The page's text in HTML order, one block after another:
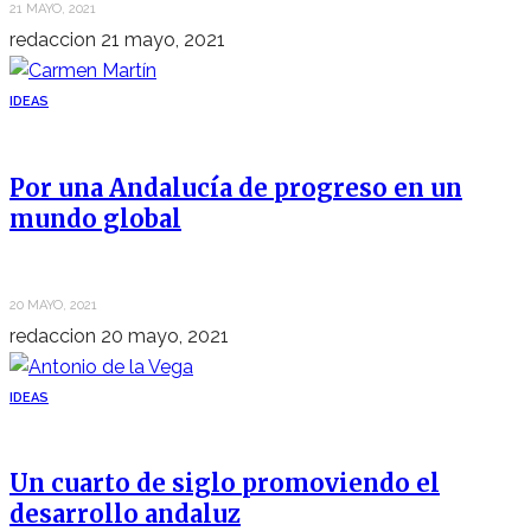
21 MAYO, 2021
redaccion 21 mayo, 2021
IDEAS
Por una Andalucía de progreso en un
mundo global
20 MAYO, 2021
redaccion 20 mayo, 2021
IDEAS
Un cuarto de siglo promoviendo el
desarrollo andaluz